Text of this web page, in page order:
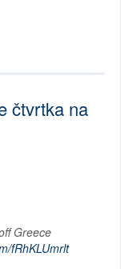
čtvrtka na
Greece
fRhKLUmrlt